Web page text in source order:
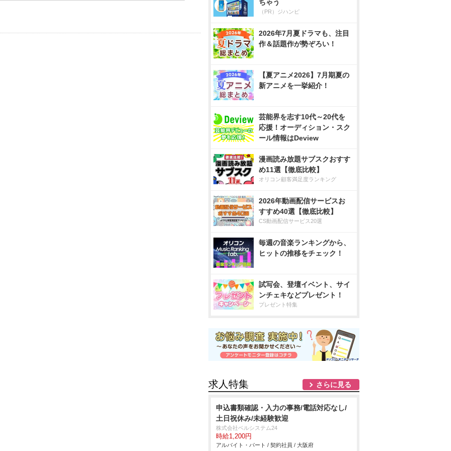
ちゃう
（PR）ジハンピ
2026年7月夏ドラマも、注目
作＆話題作が勢ぞろい！
【夏アニメ2026】7月期夏の
新アニメを一挙紹介！
芸能界を志す10代～20代を
応援！オーディション・スク
ール情報はDeview
漫画読み放題サブスクおすす
め11選【徹底比較】
オリコン顧客満足度ランキング
2026年動画配信サービスお
すすめ40選【徹底比較】
CS動画配信サービス20選
毎週の音楽ランキングから、
ヒットの推移をチェック！
試写会、登壇イベント、サイ
ンチェキなどプレゼント！
プレゼント特集
求人特集 さらに見る
申込書類確認・入力の事務/電話対応なし/
土日祝休み/未経験歓迎
株式会社ベルシステム24
時給1,200円
アルバイト・パート / 契約社員 / 大阪府